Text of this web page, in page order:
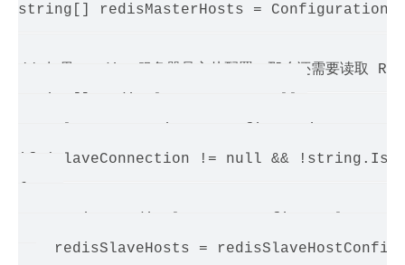
string[] redisMasterHosts =
// 如果 Redis 服务器是主从配置，那么还需要读取
if (slaveConnection != null &&
redisSlaveHosts =